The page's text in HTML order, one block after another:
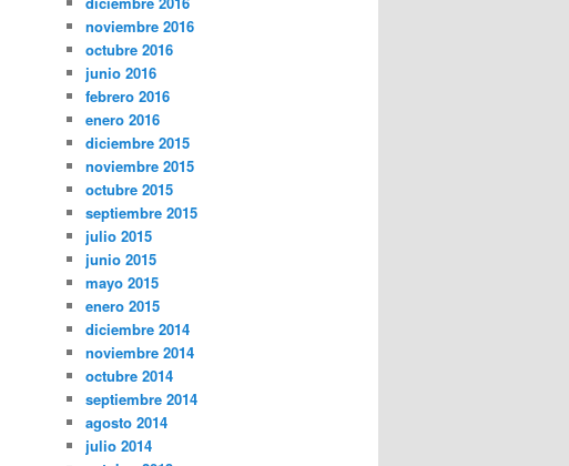
noviembre 2016
octubre 2016
junio 2016
febrero 2016
enero 2016
diciembre 2015
noviembre 2015
octubre 2015
septiembre 2015
julio 2015
junio 2015
mayo 2015
enero 2015
diciembre 2014
noviembre 2014
octubre 2014
septiembre 2014
agosto 2014
julio 2014